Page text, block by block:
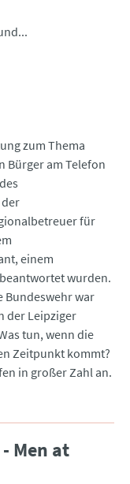
zum Thema
Bürger am Telefon
für
einem
wurden.
Bundeswehr war
der Leipziger
tun, wenn die
Zeitpunkt kommt?
in großer Zahl an.
Men at